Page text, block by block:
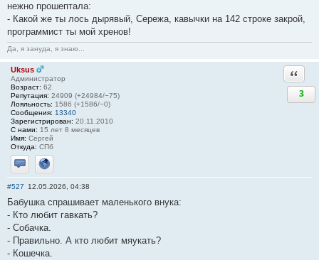
нежно прошептала:
- Какой же ты лось дырявый, Сережа, кавычки на 142 строке закрой,
программист ты мой хренов!
Да, я зануда, я знаю...
Uksus
Администратор
Возраст: 62
Репутация: 24909 (+24984/−75)
Лояльность: 1586 (+1586/−0)
Сообщения: 13340
Зарегистрирован: 20.11.2010
С нами: 15 лет 8 месяцев
Имя: Сергей
Откуда: СПб
Отправить личное сообщение
Сайт
3
#527 12.05.2026, 04:38
Бабушка спрашивает маленького внука:
- Кто любит гавкать?
- Собачка.
- Правильно. А кто любит мяукать?
- Кошечка.